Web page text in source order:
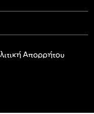
Απορρήτου